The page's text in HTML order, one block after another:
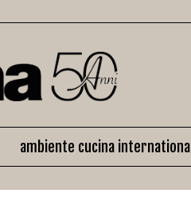
ambiente cucina international